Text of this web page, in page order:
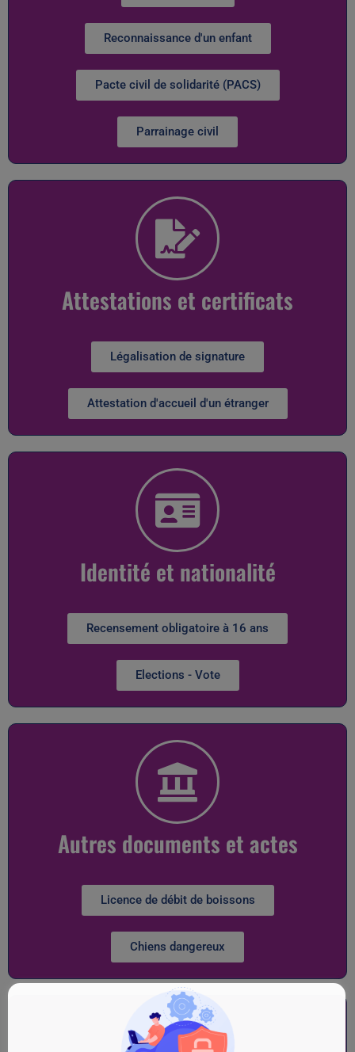
Reconnaissance d'un enfant
Pacte civil de solidarité (PACS)
Parrainage civil
Attestations et certificats
Légalisation de signature
Attestation d'accueil d'un étranger
Identité et nationalité
Recensement obligatoire à 16 ans
Elections - Vote
Autres documents et actes
Licence de débit de boissons
Chiens dangereux